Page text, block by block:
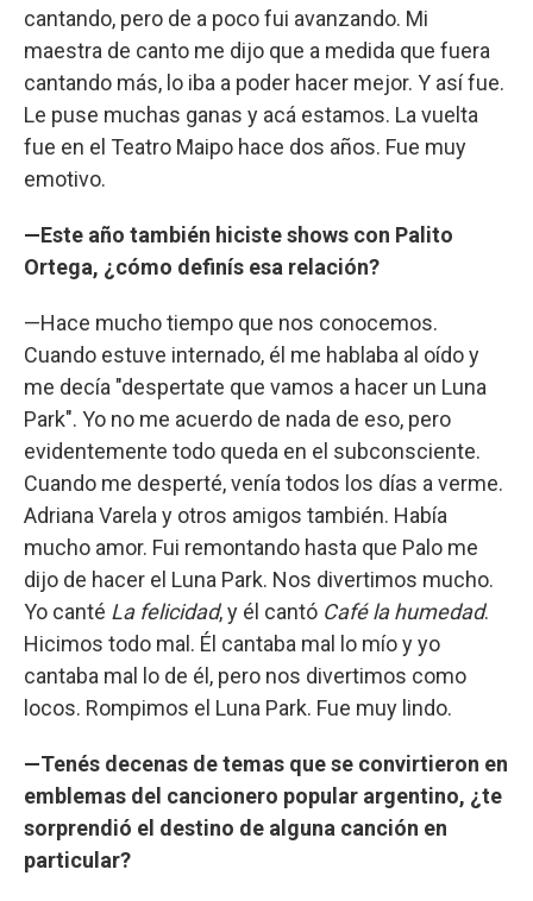
cantando, pero de a poco fui avanzando. Mi
maestra de canto me dijo que a medida que fuera
cantando más, lo iba a poder hacer mejor. Y así fue.
Le puse muchas ganas y acá estamos. La vuelta
fue en el Teatro Maipo hace dos años. Fue muy
emotivo.
—Este año también hiciste shows con Palito
Ortega, ¿cómo definís esa relación?
—Hace mucho tiempo que nos conocemos.
Cuando estuve internado, él me hablaba al oído y
me decía "despertate que vamos a hacer un Luna
Park". Yo no me acuerdo de nada de eso, pero
evidentemente todo queda en el subconsciente.
Cuando me desperté, venía todos los días a verme.
Adriana Varela y otros amigos también. Había
mucho amor. Fui remontando hasta que Palo me
dijo de hacer el Luna Park. Nos divertimos mucho.
Yo canté La felicidad, y él cantó Café la humedad.
Hicimos todo mal. Él cantaba mal lo mío y yo
cantaba mal lo de él, pero nos divertimos como
locos. Rompimos el Luna Park. Fue muy lindo.
—Tenés decenas de temas que se convirtieron en
emblemas del cancionero popular argentino, ¿te
sorprendió el destino de alguna canción en
particular?